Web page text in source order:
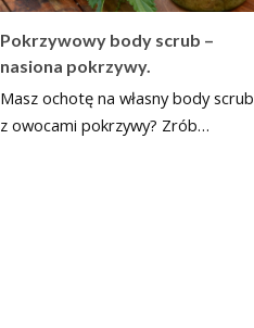
Pokrzywowy body scrub –
nasiona pokrzywy.
Masz ochotę na własny body scrub
z owocami pokrzywy? Zrób…